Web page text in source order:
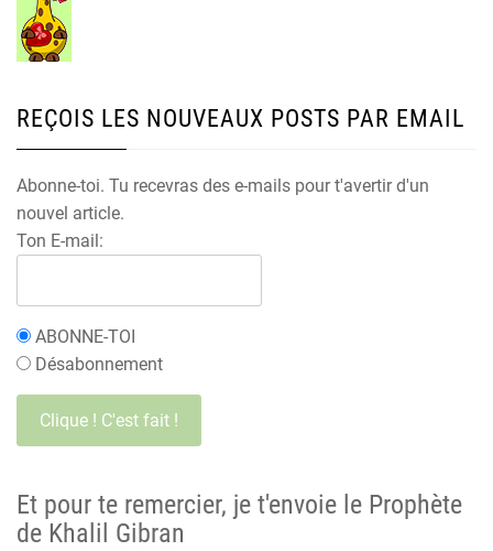
REÇOIS LES NOUVEAUX POSTS PAR EMAIL
Abonne-toi. Tu recevras des e-mails pour t'avertir d'un
nouvel article.
Ton E-mail:
ABONNE-TOI
Désabonnement
Et pour te remercier, je t'envoie le Prophète
de Khalil Gibran